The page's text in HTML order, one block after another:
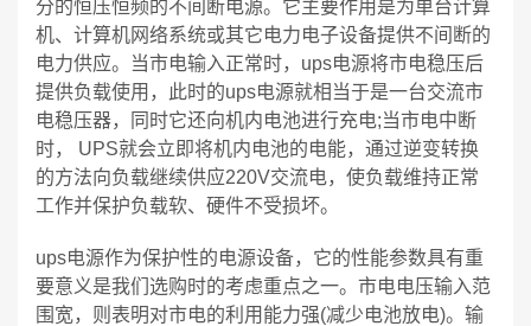
分的恒压恒频的不间断电源。它主要作用是为单台计算
机、计算机网络系统或其它电力电子设备提供不间断的
电力供应。当市电输入正常时，ups电源将市电稳压后
提供负载使用，此时的ups电源就相当于是一台交流市
电稳压器，同时它还向机内电池进行充电;当市电中断
时， UPS就会立即将机内电池的电能，通过逆变转换
的方法向负载继续供应220V交流电，使负载维持正常
工作并保护负载软、硬件不受损坏。
ups电源作为保护性的电源设备，它的性能参数具有重
要意义是我们选购时的考虑重点之一。市电电压输入范
围宽，则表明对市电的利用能力强(减少电池放电)。输